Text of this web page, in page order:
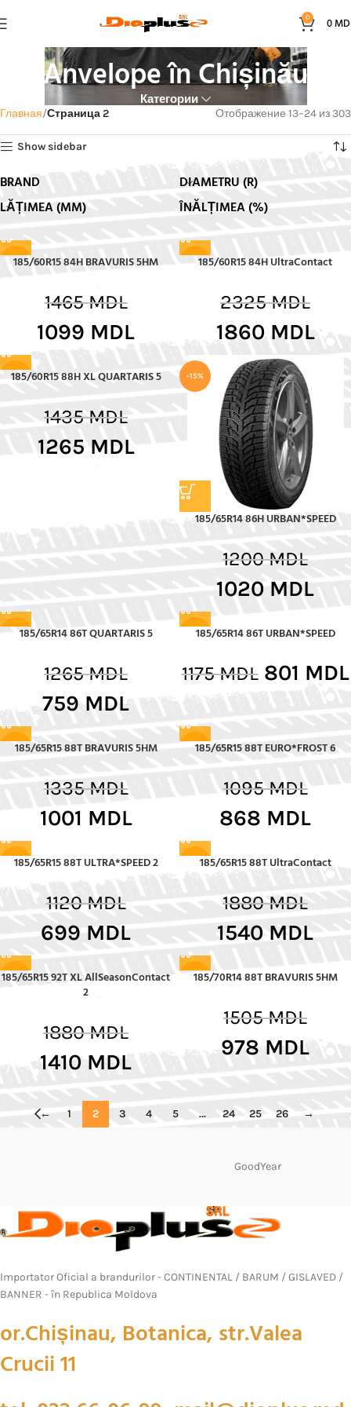
0 0
Anvelope în Chișinău
Категории
Главная Страница 2 Отображение 13–24 из 303
Show sidebar
BRAND
DIAMETRU (R)
LĂȚIMEA (MM)
ÎNĂLȚIMEA (%)
-25%
185/60R15 84H BRAVURIS 5HM
1465MDL
1099 MDL
-20%185/60R15 84H UltraContact
2325MDL
1860 MDL
-12%
185/60R15 88H XL QUARTARIS 5
1435MDL
1265 MDL
-15%
185/65R14 86H URBAN*SPEED
1200MDL
1020 MDL
-40%185/65R14 86T QUARTARIS 5
1265MDL
759 MDL
-32%185/65R14 86T URBAN*SPEED
1175MDL 801 MDL
-25%
185/65R15 88T BRAVURIS 5HM
1335MDL
1001 MDL
-21%
185/65R15 88T EURO*FROST 6
1095MDL
868 MDL
-38%
185/65R15 88T ULTRA*SPEED 2
1120MDL
699 MDL
-18%185/65R15 88T UltraContact
1880MDL
1540 MDL
-25%
185/65R15 92T XL AllSeasonContact
2
1880MDL
1410 MDL
-35%
185/70R14 88T BRAVURIS 5HM
1505MDL
978 MDL
← 1 2 3 4 5 … 24 25 26 →
GoodYear
Importator Oficial a brandurilor - CONTINENTAL / BARUM / GISLAVED /
BANNER - în Republica Moldova
or.Chișinau, Botanica, str.Valea
Crucii 11